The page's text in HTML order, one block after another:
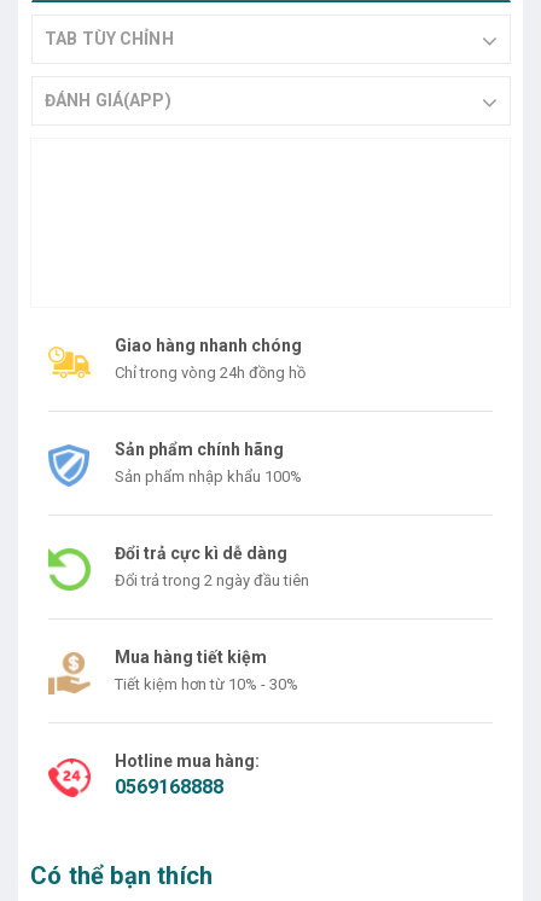
TAB TÙY CHỈNH
ĐÁNH GIÁ(APP)
Giao hàng nhanh chóng
Chỉ trong vòng 24h đồng hồ
Sản phẩm chính hãng
Sản phẩm nhập khẩu 100%
Đổi trả cực kì dễ dàng
Đổi trả trong 2 ngày đầu tiên
Mua hàng tiết kiệm
Tiết kiệm hơn từ 10% - 30%
Hotline mua hàng:
0569168888
Có thể bạn thích